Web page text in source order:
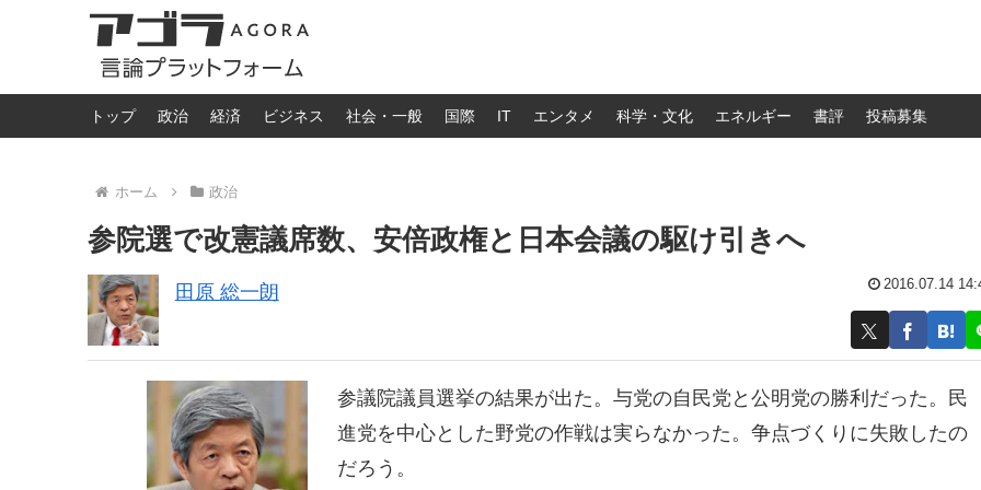
トップ 政治 経済 ビジネス 社会・一般 国際 IT エンタメ 科学・文化 エネルギー 書評 投稿募集
ホーム 政治
参院選で改憲議席数、安倍政権と日本会議の駆け引きへ
田原 総一朗 2016.07.14
参議院議員選挙の結果が出た。与党の自民党と公明党の勝利だった。民
進党を中心とした野党の作戦は実らなかった。争点づくりに失敗したの
だろう。